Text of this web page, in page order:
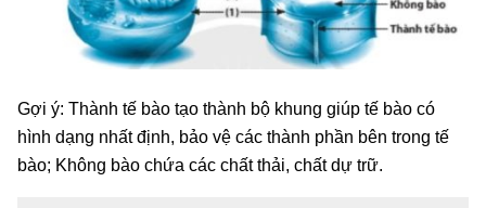
Gợi ý: Thành tế bào tạo thành bộ khung giúp tế bào có
hình dạng nhất định, bảo vệ các thành phần bên trong tế
bào; Không bào chứa các chất thải, chất dự trữ.